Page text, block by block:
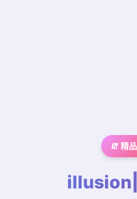
🧯 精